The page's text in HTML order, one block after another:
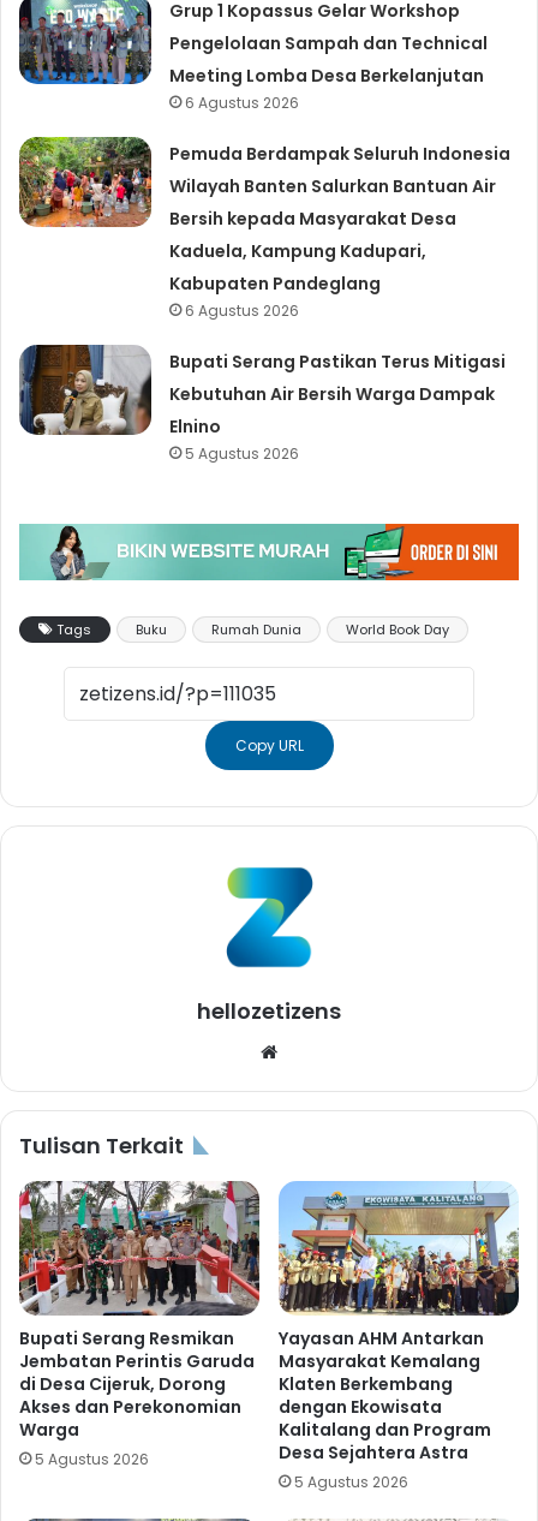
Grup 1 Kopassus Gelar Workshop
Pengelolaan Sampah dan Technical
Meeting Lomba Desa Berkelanjutan
6 Agustus 2026
Pemuda Berdampak Seluruh Indonesia
Wilayah Banten Salurkan Bantuan Air
Bersih kepada Masyarakat Desa
Kaduela, Kampung Kadupari,
Kabupaten Pandeglang
6 Agustus 2026
Bupati Serang Pastikan Terus Mitigasi
Kebutuhan Air Bersih Warga Dampak
Elnino
5 Agustus 2026
Tags Buku Rumah Dunia World Book Day
Copy URL
hellozetizens
Tulisan Terkait
Bupati Serang Resmikan
Jembatan Perintis Garuda
di Desa Cijeruk, Dorong
Akses dan Perekonomian
Warga
5 Agustus 2026
Yayasan AHM Antarkan
Masyarakat Kemalang
Klaten Berkembang
dengan Ekowisata
Kalitalang dan Program
Desa Sejahtera Astra
5 Agustus 2026